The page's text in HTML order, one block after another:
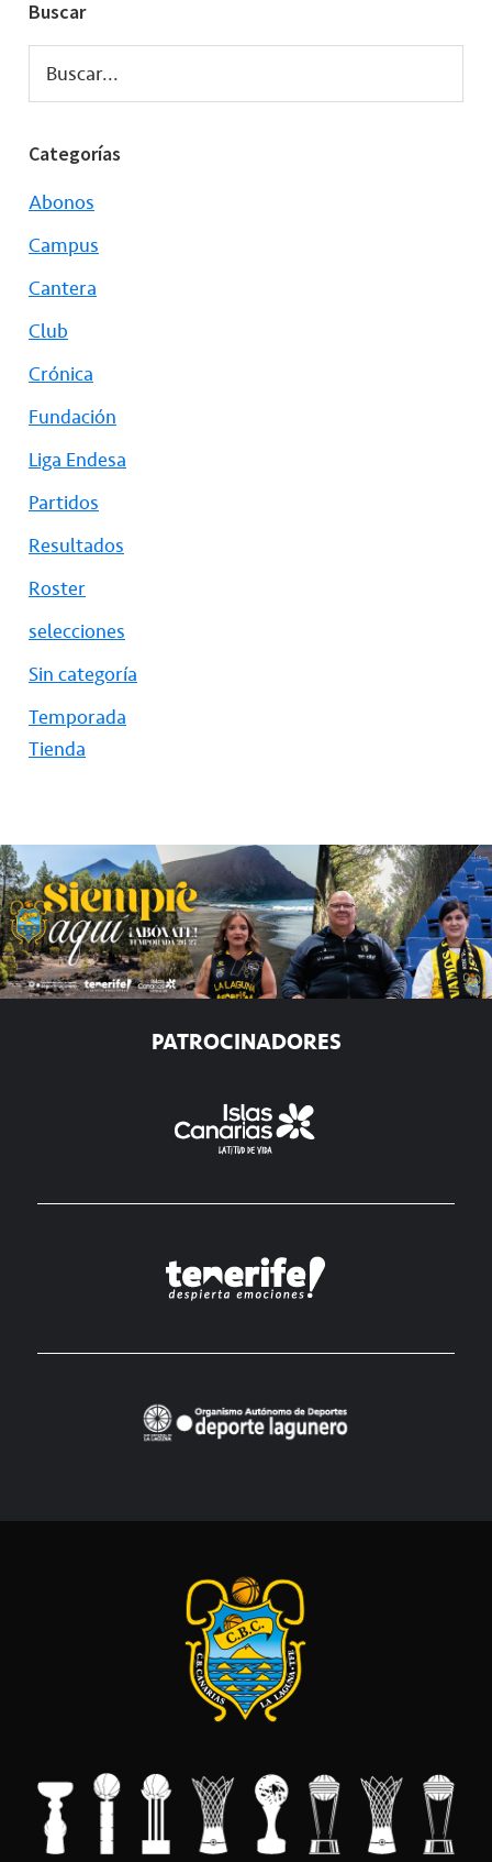
Buscar
Buscar...
Categorías
Abonos
Campus
Cantera
Club
Crónica
Fundación
Liga Endesa
Partidos
Resultados
Roster
selecciones
Sin categoría
Temporada
Tienda
PATROCINADORES